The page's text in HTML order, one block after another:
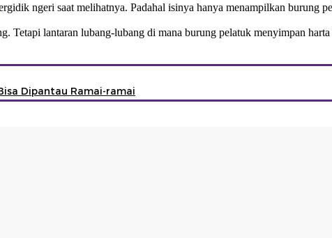
ngeri saat melihatnya. Padahal isinya hanya menampilkan burung
Tetapi lantaran lubang-lubang di mana burung pelatuk menyimpan
Dipantau Ramai-ramai